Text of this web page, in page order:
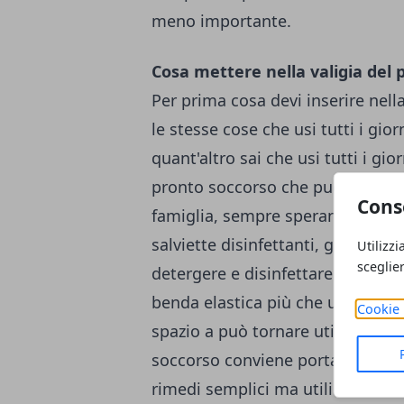
Cookie
meno importante.
Cosa mettere nella valigia del
Per prima cosa devi inserire
le stesse cose che usi tutti i
quant'altro sai che usi tutti i
pronto soccorso che può
famiglia, sempre sperando che
salviette disinfettanti, garze
detergere e disinfettare graffi e
benda elastica più che utile in
spazio a può tornare utile in
soccorso conviene portare con
rimedi semplici ma utili.